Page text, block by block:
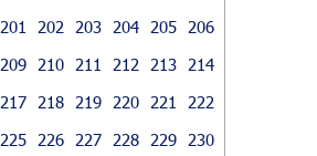
201 202 203 204 205
206
209 210 211 212 213
214
217 218 219 220 221
222
225 226 227 228 229
230